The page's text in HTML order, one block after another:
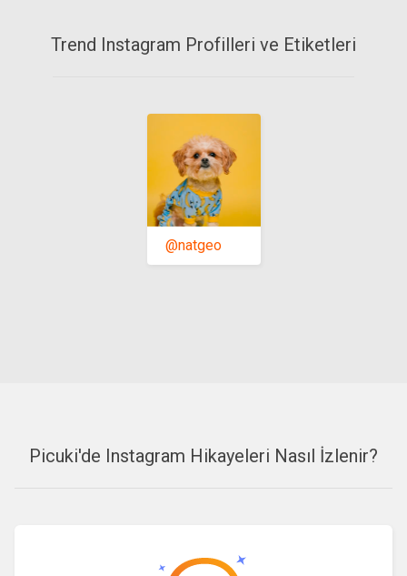
Trend Instagram Profilleri ve Etiketleri
@natgeo
Picuki'de Instagram Hikayeleri Nasıl İzlenir?